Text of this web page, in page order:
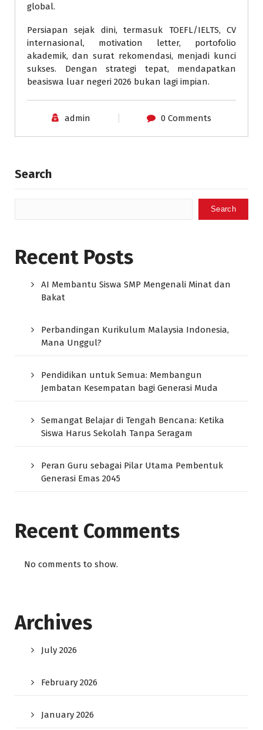
global.
Persiapan sejak dini, termasuk TOEFL/IELTS, CV
internasional, motivation letter, portofolio
akademik, dan surat rekomendasi, menjadi kunci
sukses. Dengan strategi tepat, mendapatkan
beasiswa luar negeri 2026 bukan lagi impian.
admin 0 Comments
Search
Search
Recent Posts
AI Membantu Siswa SMP Mengenali Minat dan
Bakat
Perbandingan Kurikulum Malaysia Indonesia,
Mana Unggul?
Pendidikan untuk Semua: Membangun
Jembatan Kesempatan bagi Generasi Muda
Semangat Belajar di Tengah Bencana: Ketika
Siswa Harus Sekolah Tanpa Seragam
Peran Guru sebagai Pilar Utama Pembentuk
Generasi Emas 2045
Recent Comments
No comments to show.
Archives
July 2026
February 2026
January 2026